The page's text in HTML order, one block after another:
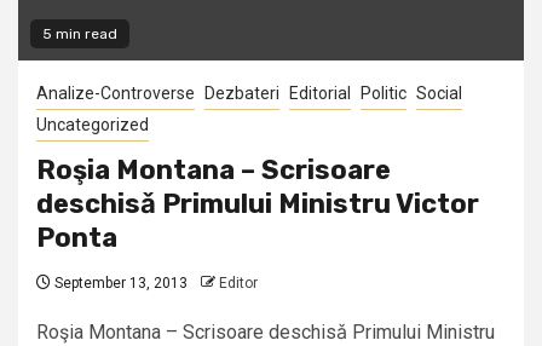
5 min read
Analize-Controverse Dezbateri Editorial Politic Social
Uncategorized
Roşia Montana – Scrisoare
deschisǎ Primului Ministru Victor
Ponta
September 13, 2013 Editor
Roşia Montana – Scrisoare deschisǎ Primului Ministru